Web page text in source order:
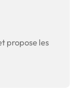
propose les